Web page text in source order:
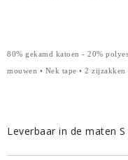
80% gekamd katoen - 20%
mouwen • Nek tape • 2 zijzakken
Leverbaar in de maten